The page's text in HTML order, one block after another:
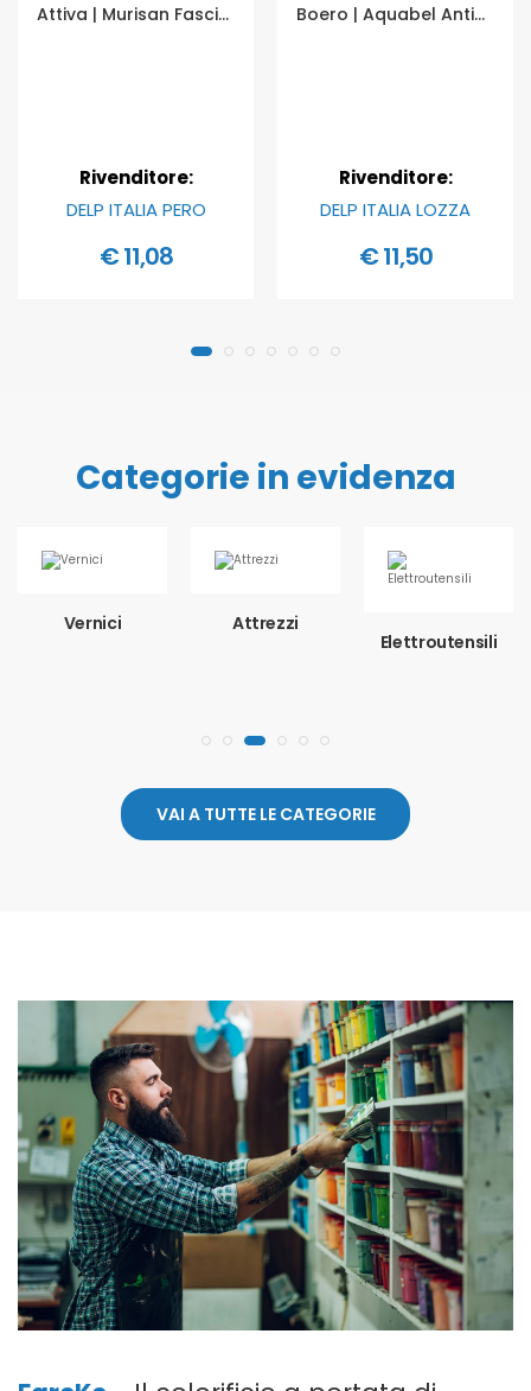
Attiva | Murisan Fascia Gialla - pittura superlavabile di qualità superiore - Formato in litri: 0,75 lt
Rivenditore:
DELP ITALIA PERO
€ 11,08
Boero | Aquabel Antimuffa - idropittura traspirante antimuffa opaca - Formato in litri: 0,75 lt
Rivenditore:
DELP ITALIA LOZZA
€ 11,50
Categorie in evidenza
Vernici
Attrezzi
Elettroutensili
VAI A TUTTE LE CATEGORIE